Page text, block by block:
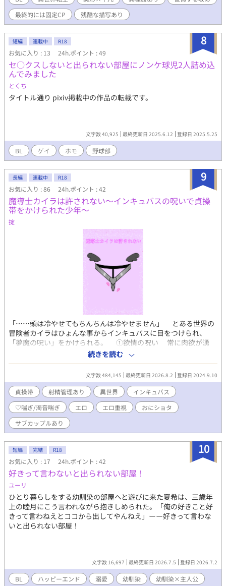
りますが、 どうか二回目の人生を ユニ・アーバレンストとし
て 心ゆくまでお楽しみください という謎画面が表示されてい
た。 なんとか状況把握に努めようとする紫ことユニだが、周りに
いる仲間は元恋人の声そっくりな攻略キャラクターと、汚喘ぎん
ほぉ系悪役顔中年カップルだった。 ……離れよう。 そう決意を新
たにしていたら、昔の屑系元彼も転生していて、あまり会いたく
なかった肝心のヒロイン(♂)はチュートリアルセッ●スならぬ敗
北セッ●ス中(異種姦)だった。 この世界、本当に何なの！？ おま
けにスケベするまで出られない部屋で３Ｐとか、マジ勘弁してく
れ！ 表紙絵はAI生成したものですが、ちょいちょい反逆にあい、
一番マシなこれに落ち着きました。 そばかすがログアウトしてお
最終的には固定CP
残酷な描写あり
8
短編 連載中 R18
お気に入り : 13 24h.ポイント : 49
セ○クスしないと出られない部屋にノンケ球児2人詰め込
んでみました
とくち
タイトル通り pixiv掲載中の作品の転載です。
文字数 40,925 最終更新日 2025.6.12 登録日 2025.5.25
BL ゲイ ホモ 野球部
9
長編 連載中 R18
お気に入り : 86 24h.ポイント : 42
魔導士カイラは許されない〜インキュバスの呪いで貞操
帯をかけられた少年〜
掟
「……頭は冷やせてもちんちんは冷やせません」 とある世界の
冒険者カイラはひょんな事からインキュバスに目をつけられ、
「夢魔の呪い」をかけられる。 ①欲情の呪い 常に肉欲が湧
き、別の者の体を求めるようになる呪い。対象者が男であれば、
精子が作られる量が通常の倍になる。 ②自慰封印の呪い 自分を
慰める事ができなくなる呪い。自分で性器に触れても絶頂に至る
事も射精もできず、自らの欲望を掻き立てるのみ。 ③混沌の呪い
自分の周りにいる者の劣情を掻き立てる呪い。その効果は耐性
が無い者ほどよく効く。 そして、これらの呪いと共に「夢魔の
貞操帯」を装着されてしまった。 カイラは夢魔の呪いに抗おう
とするが、襲い来る劣情に我慢できなくなり…… 射精管理され
て苦しむ姿が見たい… 様々なカップルを見て楽しみたい… 攻
薦めたい！ ＊ゆったりと更新したいと考えております ＊性的表現
が大半を占めるBL（ボーイズラブ）作品ですので、苦手な方はご
注意ください ＊所々でご都合主義の展開となってしまうかもしれ
ません。ご了承ください ＊受けが攻め、攻めが受けへ変わる事も
あります。苦手な方はご注意ください ＊元ネタは私が別で書いて
いるダークファンタジーなので雰囲気はほんのり暗めです ＊説明
の内容を変えると思いますので、定期的に見ていただければ幸い
です 以下、現在含む要素です 貞操帯、貞操具、射精管理、自慰、
インキュバス、言葉攻め、兜合わせ、手コキ、エアセックス、リ
し、3P、射精禁止、焦らし、擬似オナ二ー、寸止め、遠隔バイ
ブ、ファストセックス
続きを読む
文字数 484,145 最終更新日 2026.8.2 登録日 2024.9.10
貞操帯 射精管理あり 異世界
インキュバス
♡喘ぎ/濁音喘ぎ
エロ エロ重視
おにショタ
サブカップルあり
10
短編 完結 R18
お気に入り : 17 24h.ポイント : 42
好きって言わないと出られない部屋！
ユーリ
ひとり暮らしをする幼馴染の部屋へと遊びに来た夏希は、三歳年
上の睦月にこう言われながら抱きしめられた。「俺の好きこと好
きって言わねえとココから出してやんねえ」ーー好きって言わな
いと出られない部屋！
文字数 16,697 最終更新日 2026.7.5 登録日 2026.7.2
BL ハッピーエンド 溺愛 幼馴染
幼馴染×主人公